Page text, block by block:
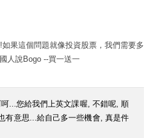
果這個問題就像投資股票，我們需要多
人說Bogo --買一送一
...您給我們上英文課喔, 不錯呢, 順
有意思...給自己多一些機會, 真是件